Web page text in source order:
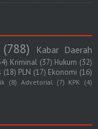
(788)
Kabar Daerah
Kriminal (37) Hukum (32)
(18) PLN (17) Ekonomi (16)
(8) Advetorial (7) KPK (4)